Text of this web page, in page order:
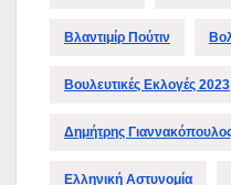
Βλαντιμίρ Πούτιν
Βουλευτικές Εκλογές 2023
Δημήτρης
Ελληνική Αστυνομία